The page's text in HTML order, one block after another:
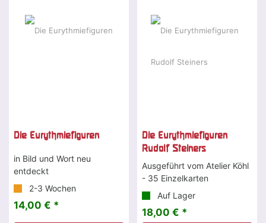
Die Eurythmiefiguren
in Bild und Wort neu
entdeckt
2-3 Wochen
14,00 € *
Die Eurythmiefiguren
Rudolf Steiners
Ausgeführt vom Atelier Köhl
- 35 Einzelkarten
Auf Lager
18,00 € *